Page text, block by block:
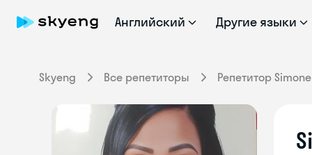
Английский Другие языки
Skyeng Все репетиторы Репетитор Simone